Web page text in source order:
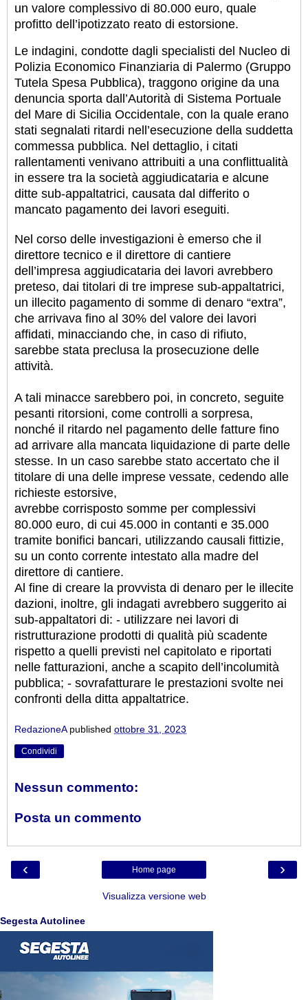
un valore complessivo di 80.000 euro, quale
profitto dell’ipotizzato reato di estorsione.
Le indagini, condotte dagli specialisti del Nucleo di
Polizia Economico Finanziaria di Palermo (Gruppo
Tutela Spesa Pubblica), traggono origine da una
denuncia sporta dall’Autorità di Sistema Portuale
del Mare di Sicilia Occidentale, con la quale erano
stati segnalati ritardi nell’esecuzione della suddetta
commessa pubblica. Nel dettaglio, i citati
rallentamenti venivano attribuiti a una conflittualità
in essere tra la società aggiudicataria e alcune
ditte sub-appaltatrici, causata dal differito o
mancato pagamento dei lavori eseguiti.
Nel corso delle investigazioni è emerso che il
direttore tecnico e il direttore di cantiere
dell’impresa aggiudicataria dei lavori avrebbero
preteso, dai titolari di tre imprese sub-appaltatrici,
un illecito pagamento di somme di denaro “extra”,
che arrivava fino al 30% del valore dei lavori
affidati, minacciando che, in caso di rifiuto,
sarebbe stata preclusa la prosecuzione delle
attività.
A tali minacce sarebbero poi, in concreto, seguite
pesanti ritorsioni, come controlli a sorpresa,
nonché il ritardo nel pagamento delle fatture fino
ad arrivare alla mancata liquidazione di parte delle
stesse. In un caso sarebbe stato accertato che il
titolare di una delle imprese vessate, cedendo alle
richieste estorsive,
avrebbe corrisposto somme per complessivi
80.000 euro, di cui 45.000 in contanti e 35.000
tramite bonifici bancari, utilizzando causali fittizie,
su un conto corrente intestato alla madre del
direttore di cantiere.
Al fine di creare la provvista di denaro per le illecite
dazioni, inoltre, gli indagati avrebbero suggerito ai
sub-appaltatori di: - utilizzare nei lavori di
ristrutturazione prodotti di qualità più scadente
rispetto a quelli previsti nel capitolato e riportati
nelle fatturazioni, anche a scapito dell’incolumità
pubblica; - sovrafatturare le prestazioni svolte nei
confronti della ditta appaltatrice.
RedazioneA published ottobre 31, 2023
Condividi
Nessun commento:
Posta un commento
‹ ›
Home page
Visualizza versione web
Segesta Autolinee